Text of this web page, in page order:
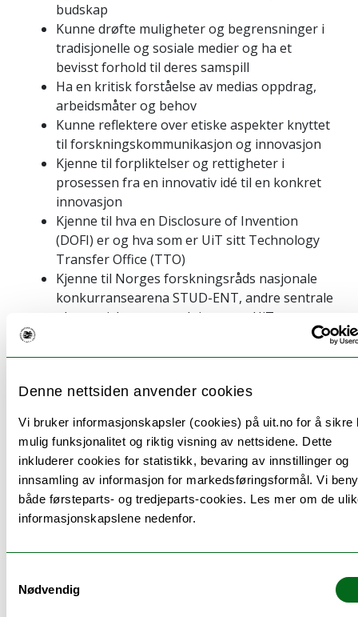
Denne nettsiden anvender cookies
Vi bruker informasjonskapsler (cookies) på uit.no for å sikre
mulig funksjonalitet og riktig visning av nettsidene. Dette
inkluderer cookies for statistikk, bevaring av innstillinger og
innsamling av informasjon for markedsføringsformål. Vi
både førsteparts- og tredjeparts-cookies. Les mer om de
informasjonskapslene nedenfor.
Nødvendig
budskap
Kunne drøfte muligheter og begrensninger i
tradisjonelle og sosiale medier og ha et
bevisst forhold til deres samspill
Ha en kritisk forståelse av medias oppdrag,
arbeidsmåter og behov
Kunne reflektere over etiske aspekter knyttet
til forskningskommunikasjon og innovasjon
Kjenne til forpliktelser og rettigheter i
prosessen fra en innovativ idé til en konkret
innovasjon
Kjenne til hva en Disclosure of Invention
(DOFI) er og hva som er UiT sitt Technology
Transfer Office (TTO)
Kjenne til Norges forskningsråds nasjonale
konkurransearena STUD-ENT, andre sentrale
økonomiske støtteordninger og UiTs
Kjenne til at innovasjon rommer tjeneste- og
kunne gi eksempler på dette
Ferdigheter
Kunne overføre og anvende journalistiske
metoder på egen formidling
Kunne tilpasse et budskap til ulike
målgrupper og kanaler ved hjelp av tekst,
Kunne bruke media til å sette fokus på egen
forskningspolitiske problemstillinger, og til å